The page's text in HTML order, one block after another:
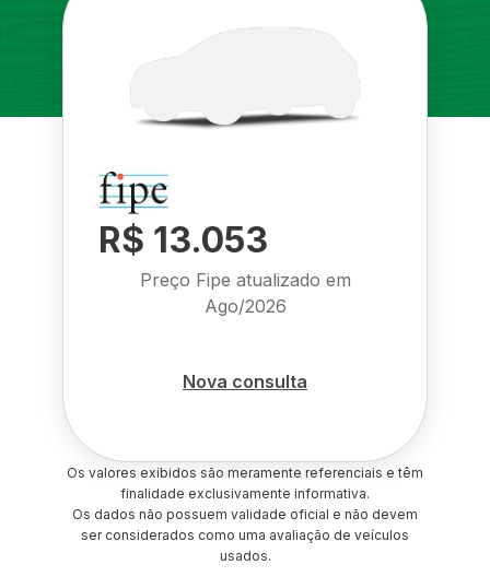
R$ 13.053
Preço Fipe atualizado em
Ago/2026
Nova consulta
Os valores exibidos são meramente referenciais e têm
finalidade exclusivamente informativa.
Os dados não possuem validade oficial e não devem
ser considerados como uma avaliação de veículos
usados.